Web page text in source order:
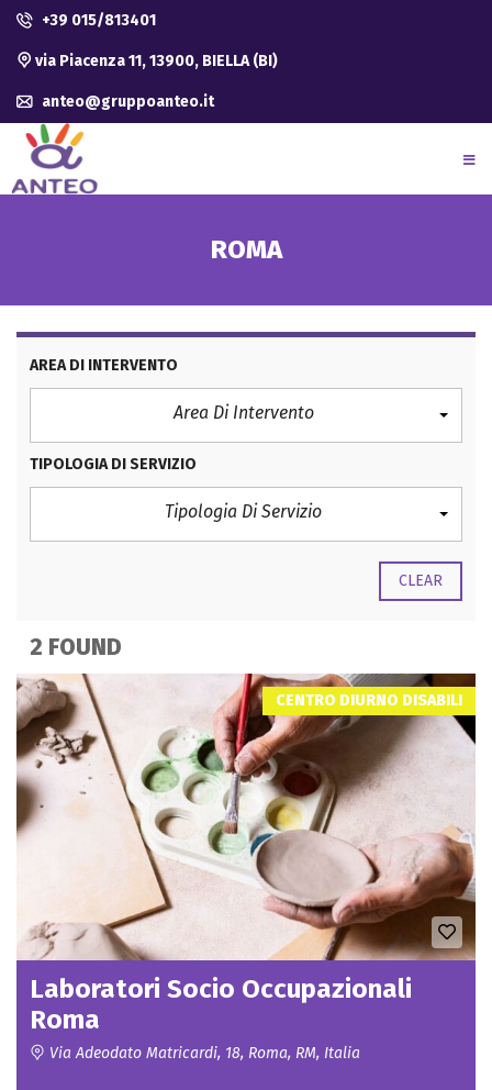
+39 015/813401
via Piacenza 11, 13900, BIELLA (BI)
anteo@gruppoanteo.it
ROMA
AREA DI INTERVENTO
Area Di Intervento
TIPOLOGIA DI SERVIZIO
Tipologia Di Servizio
CLEAR
2 FOUND
CENTRO DIURNO DISABILI
Laboratori Socio Occupazionali
Roma
Via Adeodato Matricardi, 18, Roma, RM, Italia